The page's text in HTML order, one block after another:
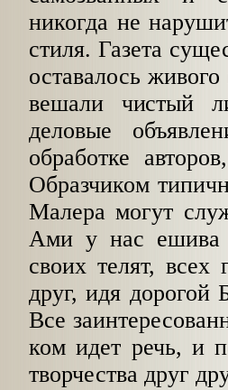
никогда не
стиля. Газета
оставалось
вешали чистый
деловые
обработке
Образчиком
Малера могут
Ами у нас ешива
своих телят,
друг, идя дорогой
Все
ком идет речь, и
творчества друг